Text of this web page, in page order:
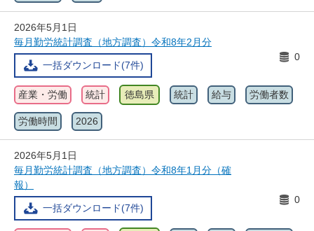
2026年5月1日
毎月勤労統計調査（地方調査）令和8年2月分
一括ダウンロード(7件)
0
産業・労働 統計 徳島県 統計 給与 労働者数
労働時間 2026
2026年5月1日
毎月勤労統計調査（地方調査）令和8年1月分（確
報）
一括ダウンロード(7件)
0